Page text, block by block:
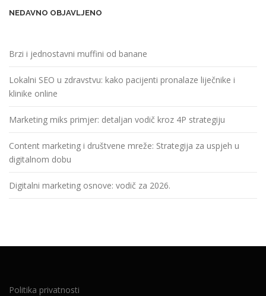
v
NEDAVNO OBJAVLJENO
Brzi i jednostavni muffini od banane
Lokalni SEO u zdravstvu: kako pacijenti pronalaze liječnike i
klinike online
Marketing miks primjer: detaljan vodič kroz 4P strategiju
Content marketing i društvene mreže: Strategija za uspjeh u
digitalnom dobu
Digitalni marketing osnove: vodič za 2026.
Politika privatnosti